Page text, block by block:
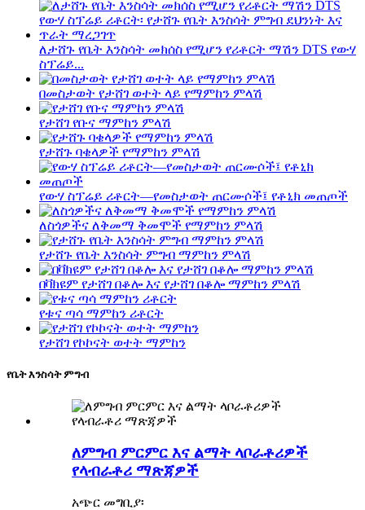
ለታሸጉ የቤት እንስሳት መክሰስ የሚሆን የሪቶርት ማሽን DTS የውሃ
ስፕሬይ...
በመስታወት የታሸገ ወተት ላይ የማምከን ምላሽ
የታሸገ የቡና ማምከን ምላሽ
የታሸጉ ባቄላዎች የማምከን ምላሽ
የውሃ ስፕሬይ ሪቶርት—የመስታወት ጠርሙሶች፤ የቶኒክ መጠጦች
ለስጎዎችና ለቅመማ ቅመሞች የማምከን ምላሽ
የታሸጉ የቤት እንስሳት ምግብ ማምከን ምላሽ
በቫክዩም የታሸገ በቆሎ እና የታሸገ በቆሎ ማምከን ምላሽ
የቱና ጣሳ ማምከን ሪቶርት
የታሸገ የኮኮናት ወተት ማምከን
የቤት እንስሳት ምግብ
ለምግብ ምርምር እና ልማት ላቦራቶሪዎች
የላብራቶሪ ማጽጃዎች
አጭር መግቢያ፡